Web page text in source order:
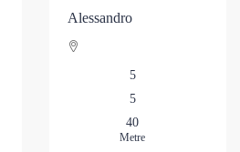
Alessandro
5
5
40
Metre